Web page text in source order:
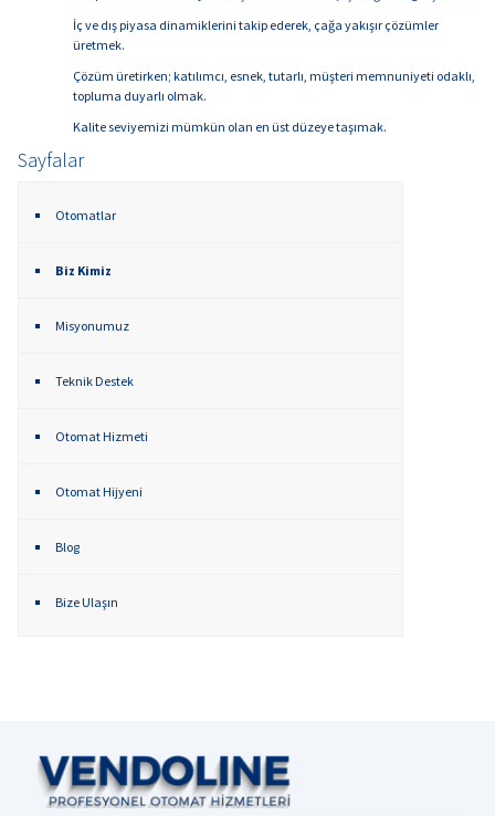
İç ve dış piyasa dinamiklerini takip ederek, çağa yakışır çözümler
üretmek.
Çözüm üretirken; katılımcı, esnek, tutarlı, müşteri memnuniyeti odaklı,
topluma duyarlı olmak.
Kalite seviyemizi mümkün olan en üst düzeye taşımak.
Sayfalar
Otomatlar
Biz Kimiz
Misyonumuz
Teknik Destek
Otomat Hizmeti
Otomat Hijyeni
Blog
Bize Ulaşın